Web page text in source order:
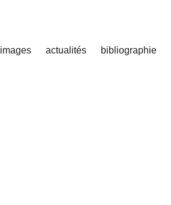
images actualités bibliographie